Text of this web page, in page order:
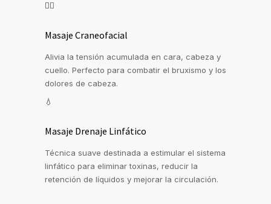
💆‍♂️
Masaje Craneofacial
Alivia la tensión acumulada en cara, cabeza y
cuello. Perfecto para combatir el bruxismo y los
dolores de cabeza.
💧
Masaje Drenaje Linfático
Técnica suave destinada a estimular el sistema
linfático para eliminar toxinas, reducir la
retención de líquidos y mejorar la circulación.